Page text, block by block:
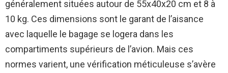
généralement situées autour de 55x40x20 cm et 8 à
10 kg. Ces dimensions sont le garant de l’aisance
avec laquelle le bagage se logera dans les
compartiments supérieurs de l’avion. Mais ces
normes varient, une vérification méticuleuse s’avère